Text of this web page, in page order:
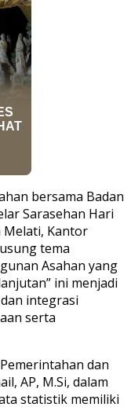
bersama Badan
Sarasehan Hari
Melati, Kantor
tema
Asahan yang
ini menjadi
integrasi
serta
dan
AP, M.Si, dalam
statistik memiliki